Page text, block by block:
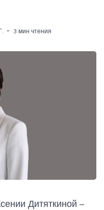
3 мин чтения
Дитяткиной –